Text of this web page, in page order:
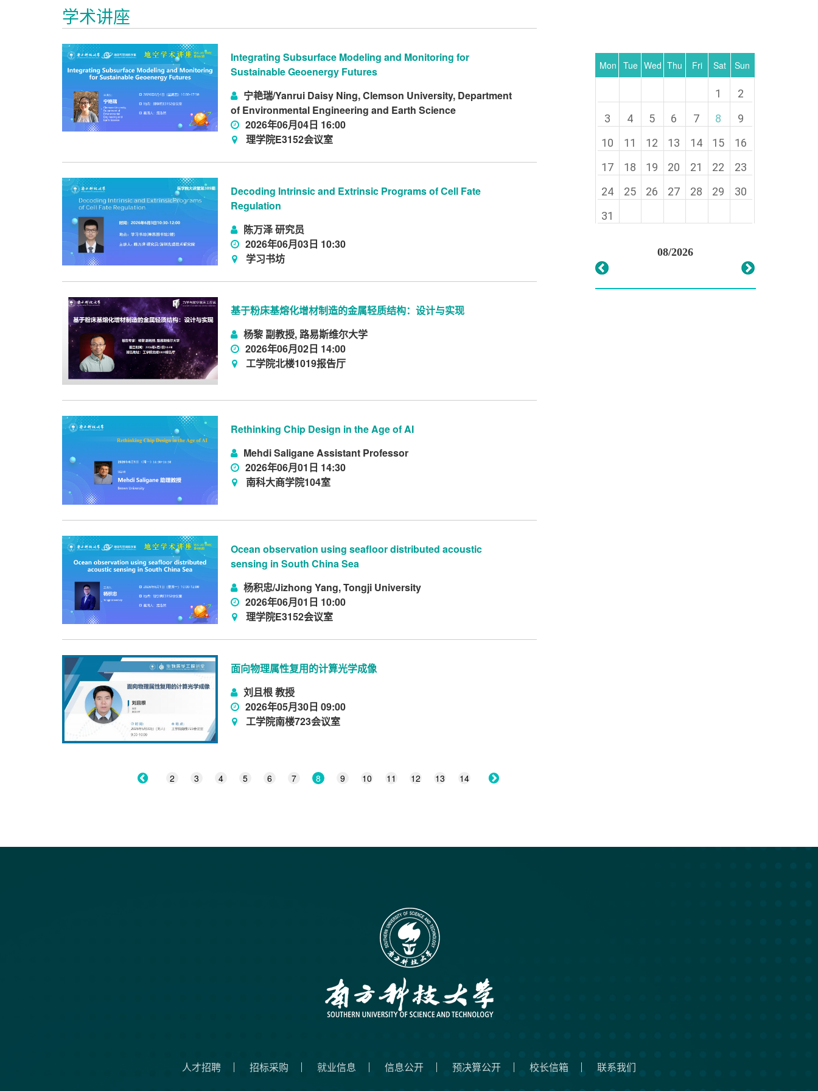
学术讲座
Integrating Subsurface Modeling and Monitoring for
Sustainable Geoenergy Futures
宁艳瑞/Yanrui Daisy Ning, Clemson University, Department
of Environmental Engineering and Earth Science
2026年06月04日 16:00
理学院E3152会议室
Decoding Intrinsic and Extrinsic Programs of Cell Fate
Regulation
陈万泽 研究员
2026年06月03日 10:30
学习书坊
基于粉床基熔化增材制造的金属轻质结构：设计与实现
杨黎 副教授, 路易斯维尔大学
2026年06月02日 14:00
工学院北楼1019报告厅
Rethinking Chip Design in the Age of AI
Mehdi Saligane Assistant Professor
2026年06月01日 14:30
南科大商学院104室
Ocean observation using seafloor distributed acoustic
sensing in South China Sea
杨积忠/Jizhong Yang, Tongji University
2026年06月01日 10:00
理学院E3152会议室
面向物理属性复用的计算光学成像
刘且根 教授
2026年05月30日 09:00
工学院南楼723会议室
2 3 4 5 6 7 8 9 10 11 12 13 14
08/2026
Mon Tue Wed Thu Fri Sat Sun
1
2
3
4 5 6 7 8
9
10
11 12 13 14 15
16
17
18 19 20 21 22
23
24
25 26 27 28 29
30
31
人才招聘 招标采购 就业信息 信息公开 预决算公开 校长信箱 联系我们